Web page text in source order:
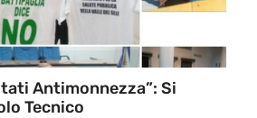
Antimonnezza”: Si
Tecnico